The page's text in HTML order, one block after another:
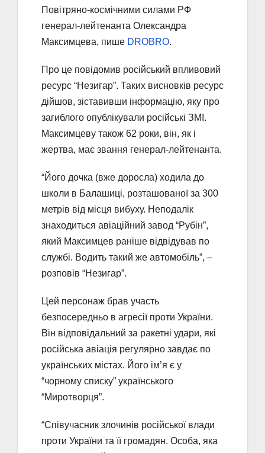
Повітряно-космічними силами РФ
генерал-лейтенанта Олександра
Максимцева, пише DROBRO.
Про це повідомив російський впливовий
ресурс “Незигар”. Таких висновків ресурс
дійшов, зіставивши інформацію, яку про
загиблого опублікували російські ЗМІ.
Максимцеву також 62 роки, він, як і
жертва, має звання генерал-лейтенанта.
“Його дочка (вже доросла) ходила до
школи в Балашиці, розташованої за 300
метрів від місця вибуху. Неподалік
знаходиться авіаційний завод “Рубін”,
який Максимцев раніше відвідував по
службі. Водить такий же автомобіль”, –
розповів “Незигар”.
Цей персонаж брав участь
безпосередньо в агресії проти України.
Він відповідальний за ракетні удари, які
російська авіація регулярно завдає по
українських містах. Його ім’я є у
“чорному списку” українського
“Миротворця”.
“Співучасник злочинів російської влади
проти України та її громадян. Особа, яка